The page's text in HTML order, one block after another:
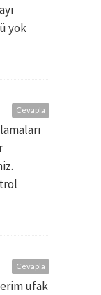
yok
Cevapla
Cevapla
ufak